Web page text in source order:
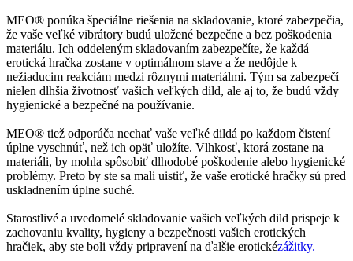
MEO® ponúka špeciálne riešenia na skladovanie, ktoré zabezpečia,
že vaše veľké vibrátory budú uložené bezpečne a bez poškodenia
materiálu. Ich oddeleným skladovaním zabezpečíte, že každá
erotická hračka zostane v optimálnom stave a že nedôjde k
nežiaducim reakciám medzi rôznymi materiálmi. Tým sa zabezpečí
nielen dlhšia životnosť vašich veľkých dild, ale aj to, že budú vždy
hygienické a bezpečné na používanie.
MEO® tiež odporúča nechať vaše veľké dildá po každom čistení
úplne vyschnúť, než ich opäť uložíte. Vlhkosť, ktorá zostane na
materiáli, by mohla spôsobiť dlhodobé poškodenie alebo hygienické
problémy. Preto by ste sa mali uistiť, že vaše erotické hračky sú pred
uskladnením úplne suché.
Starostlivé a uvedomelé skladovanie vašich veľkých dild prispeje k
zachovaniu kvality, hygieny a bezpečnosti vašich erotických
hračiek, aby ste boli vždy pripravení na ďalšie erotickézážitky.